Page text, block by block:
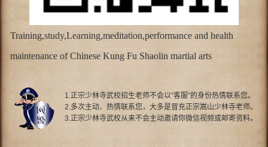
Training,study,Learning,meditation,performance and health
maintenance of Chinese Kung Fu Shaolin martial arts
1.正宗少林寺武校招生老师不会以“客服”的身份热情联系您。
2.多次主动、热情联系您，大多是冒充正宗嵩山少林寺老师。
3.正宗少林寺武校从来不会主动邀请你微信视频或邮寄资料。